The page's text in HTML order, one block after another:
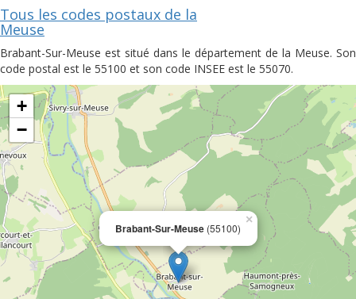
Tous les codes postaux de la
Meuse
Brabant-Sur-Meuse est situé dans le département de la Meuse. Son
code postal est le 55100 et son code INSEE est le 55070.
Brabant-Sur-Meuse (55100)
×
+
−